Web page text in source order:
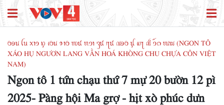
ꪉꪮꪙ ꪶꪕ ꪎꪱꪫ ꪭꪴ ꪹꪉꪙ ꪩꪱꪉ ꪪꪽ ꪬꪫꪱ ꪅꪽ ꪋꪽ ꪄꪮꪉ ꪊꪴ ꪵꪋ ꫛ ꪫꪸꪒ ꪘꪱꪣ (NGON TÔ
XÁO HỤ NGƯƠN LANG VẰN HOÁ KHÒNG CHU CHỰA CÔN VIỆT
NAM)
Ngon tô 1 tứn chạu thứ 7 mự 20 bườn 12 pì
2025- Pàng hội Ma grợ - hịt xò phúc dưn